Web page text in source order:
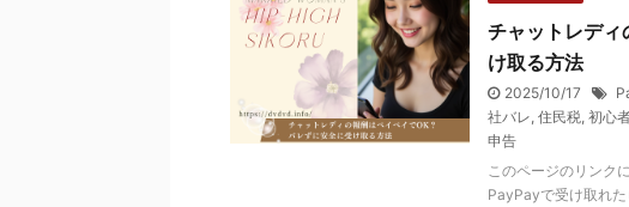
チャットレデ
け取る方法
2025/10/17
社バレ 住民税 初心
申告
このページのリンク
PayPayで受け取れ